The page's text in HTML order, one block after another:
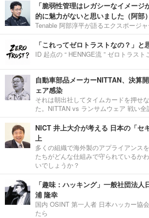
「脆弱性管理はレガシーなイメー
的に魅力がないと思いました（阿部
Tenable 阿部淳平が語るエクスポージ
「これってゼロトラストなの？」と
ID 起点の “ HENNGE流 ” ゼロトラスト
自動車部品メーカーNITTAN、決算
ェア感染
それは朝出社してタイムカードを押せ
た。NITTAN vs ランサムウェア 戦い全
NICT 井上大介が考える 日本の「セ
上
多くの組織で海外製のアプライアンス
たちがどんな仕組みで守られているか
いでしょうか？
「趣味：ハッキング」一般社団法
浦 隆幸
国内 OSINT 第一人者 日本ハッカー協
たら